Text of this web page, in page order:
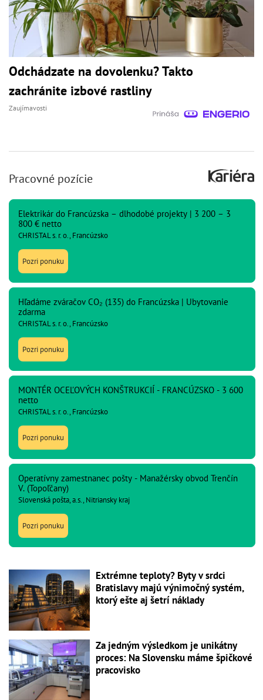
Odchádzate na dovolenku? Takto
zachránite izbové rastliny
Zaujímavosti
Pracovné pozície
Elektrikár do Francúzska – dlhodobé projekty | 3 200 – 3
800 € netto
CHRISTAL s. r. o., Francúzsko
Pozri ponuku
Hľadáme zváračov CO₂ (135) do Francúzska | Ubytovanie
zdarma
CHRISTAL s. r. o., Francúzsko
Pozri ponuku
MONTÉR OCEĽOVÝCH KONŠTRUKCIÍ - FRANCÚZSKO - 3 600
netto
CHRISTAL s. r. o., Francúzsko
Pozri ponuku
Operatívny zamestnanec pošty - Manažérsky obvod Trenčín
V. (Topoľčany)
Slovenská pošta, a.s., Nitriansky kraj
Pozri ponuku
Extrémne teploty? Byty v srdci
Bratislavy majú výnimočný systém,
ktorý ešte aj šetrí náklady
Za jedným výsledkom je unikátny
proces: Na Slovensku máme špičkové
pracovisko